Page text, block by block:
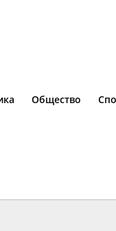
Общество